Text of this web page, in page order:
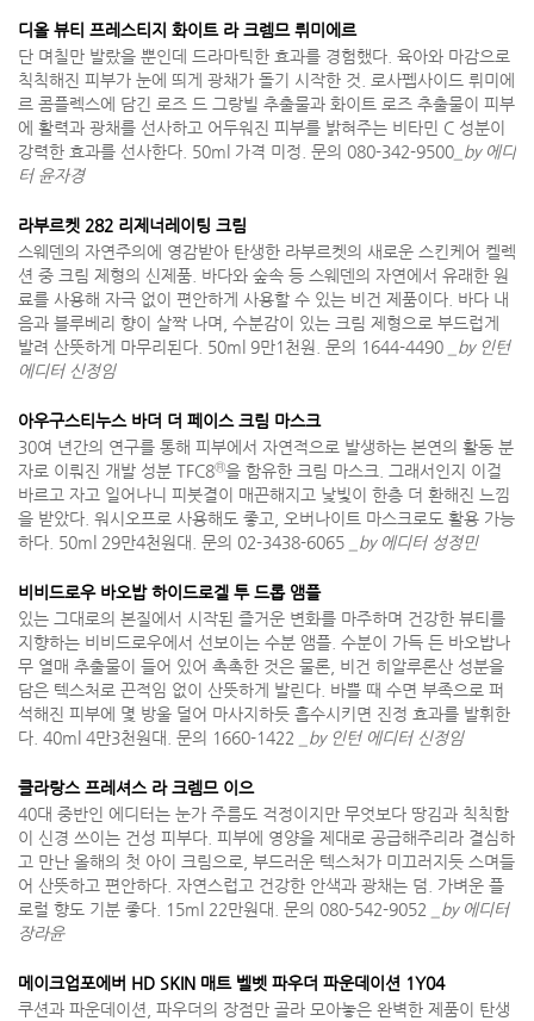
디올 뷰티 프레스티지 화이트 라 크렘므 뤼미에르
단 며칠만 발랐을 뿐인데 드라마틱한 효과를 경험했다. 육아와 마감으로
칙칙해진 피부가 눈에 띄게 광채가 돌기 시작한 것. 로사펩사이드 뤼미에
르 콤플렉스에 담긴 로즈 드 그랑빌 추출물과 화이트 로즈 추출물이 피부
에 활력과 광채를 선사하고 어두워진 피부를 밝혀주는 비타민 C 성분이
강력한 효과를 선사한다. 50ml 가격 미정. 문의 080-342-9500 _by 에디
터 윤자경
라부르켓 282 리제너레이팅 크림
스웨덴의 자연주의에 영감받아 탄생한 라부르켓의 새로운 스킨케어 켈렉
션 중 크림 제형의 신제품. 바다와 숲속 등 스웨덴의 자연에서 유래한 원
료를 사용해 자극 없이 편안하게 사용할 수 있는 비건 제품이다. 바다 내
음과 블루베리 향이 살짝 나며, 수분감이 있는 크림 제형으로 부드럽게
발려 산뜻하게 마무리된다. 50ml 9만1천원. 문의 1644-4490 _by 인턴
에디터 신정임
아우구스티누스 바더 더 페이스 크림 마스크
30여 년간의 연구를 통해 피부에서 자연적으로 발생하는 본연의 활동 분
자로 이뤄진 개발 성분 TFC8Ⓡ을 함유한 크림 마스크. 그래서인지 이걸
바르고 자고 일어나니 피붓결이 매끈해지고 낯빛이 한층 더 환해진 느낌
을 받았다. 워시오프로 사용해도 좋고, 오버나이트 마스크로도 활용 가능
하다. 50ml 29만4천원대. 문의 02-3438-6065
_by 에디터 성정민
비비드로우 바오밥 하이드로겔 투 드롭 앰플
있는 그대로의 본질에서 시작된 즐거운 변화를 마주하며 건강한 뷰티를
지향하는 비비드로우에서 선보이는 수분 앰플. 수분이 가득 든 바오밥나
무 열매 추출물이 들어 있어 촉촉한 것은 물론, 비건 히알루론산 성분을
담은 텍스처로 끈적임 없이 산뜻하게 발린다. 바쁠 때 수면 부족으로 퍼
석해진 피부에 몇 방울 덜어 마사지하듯 흡수시키면 진정 효과를 발휘한
다. 40ml 4만3천원대. 문의 1660-1422
_by 인턴 에디터 신정임
클라랑스 프레셔스 라 크렘므 이으
40대 중반인 에디터는 눈가 주름도 걱정이지만 무엇보다 땅김과 칙칙함
이 신경 쓰이는 건성 피부다. 피부에 영양을 제대로 공급해주리라 결심하
고 만난 올해의 첫 아이 크림으로, 부드러운 텍스처가 미끄러지듯 스며들
어 산뜻하고 편안하다. 자연스럽고 건강한 안색과 광채는 덤. 가벼운 플
로럴 향도 기분 좋다. 15ml 22만원대. 문의 080-542-9052
_by 에디터
장라윤
메이크업포에버 HD SKIN 매트 벨벳 파우더 파운데이션 1Y04
쿠션과 파운데이션, 파우더의 장점만 골라 모아놓은 완벽한 제품이 탄생